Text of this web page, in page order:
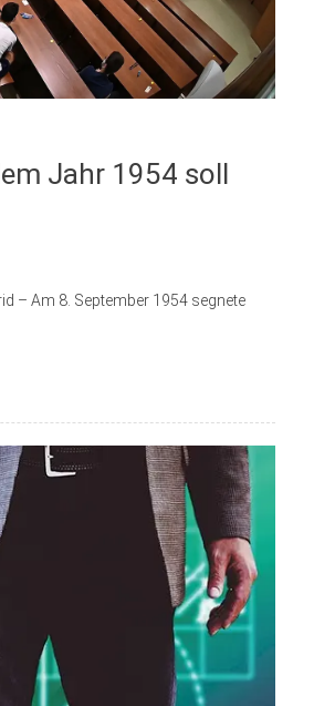
Jahr 1954 soll
– Am 8. September 1954 segnete